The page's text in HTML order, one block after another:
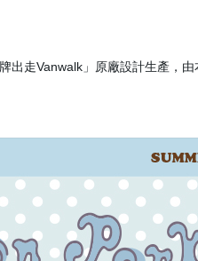
登 入
出走Vanwalk」原廠設計生產，由